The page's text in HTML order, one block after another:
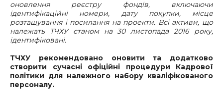
оновлення реєстру фондів, включаючи
ідентифікаційні номери, дату покупки, місце
розташування і посилання на проекти. Всі активи, що
належать ТЧХУ станом на 30 листопада 2016 року,
ідентифіковані.
ТЧХУ рекомендовано оновити та додатково
створити сучасні офіційні процедури Кадрової
політики для належного набору кваліфікованого
персоналу.